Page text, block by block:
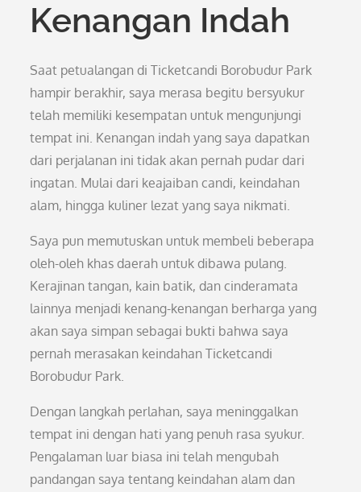
Kenangan Indah
Saat petualangan di Ticketcandi Borobudur Park
hampir berakhir, saya merasa begitu bersyukur
telah memiliki kesempatan untuk mengunjungi
tempat ini. Kenangan indah yang saya dapatkan
dari perjalanan ini tidak akan pernah pudar dari
ingatan. Mulai dari keajaiban candi, keindahan
alam, hingga kuliner lezat yang saya nikmati.
Saya pun memutuskan untuk membeli beberapa
oleh-oleh khas daerah untuk dibawa pulang.
Kerajinan tangan, kain batik, dan cinderamata
lainnya menjadi kenang-kenangan berharga yang
akan saya simpan sebagai bukti bahwa saya
pernah merasakan keindahan Ticketcandi
Borobudur Park.
Dengan langkah perlahan, saya meninggalkan
tempat ini dengan hati yang penuh rasa syukur.
Pengalaman luar biasa ini telah mengubah
pandangan saya tentang keindahan alam dan